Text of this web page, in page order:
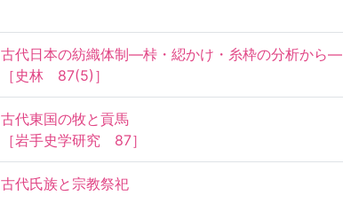
古代日本の紡織体制―桛・綛かけ・糸枠の分析から―
［史林　87(5)］
古代東国の牧と貢馬
［岩手史学研究　87］
古代氏族と宗教祭祀